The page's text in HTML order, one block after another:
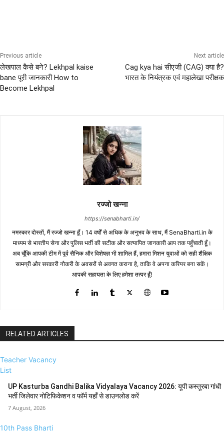
Previous article
लेखपाल कैसे बने? Lekhpal kaise
bane पूरी जानकारी How to
Become Lekhpal
Next article
Cag kya hai सीएजी (CAG) क्या है?
भारत के नियंत्रक एवं महालेखा परीक्षक
रज्जो खन्ना
https://senabharti.in/
नमस्कार दोस्तों, मैं रज्जो खन्ना हूँ। 14 वर्षों से अधिक के अनुभव के साथ, मैं SenaBharti.in के
माध्यम से भारतीय सेना और पुलिस भर्ती की सटीक और सत्यापित जानकारी आप तक पहुँचाती हूँ।
अब चूँकि आपकी टीम में पूर्व सैनिक और विशेषज्ञ भी शामिल हैं, हमारा मिशन युवाओं को सही शैक्षिक
सामग्री और सरकारी नौकरी के अवसरों से अवगत कराना है, ताकि वे अपना करियर बना सकें।
आपकी सहायता के लिए हमेशा तत्पर हूँ!
RELATED ARTICLES
Teacher Vacancy
List
UP Kasturba Gandhi Balika Vidyalaya Vacancy 2026: यूपी कस्तूरबा गांधी
भर्ती जिलेवार नोटिफिकेशन व फॉर्म यहाँ से डाउनलोड करें
7 August, 2026
10th Pass Bharti